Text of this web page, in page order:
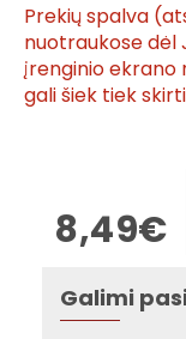
Prekių spalva
nuotraukose dėl
įrenginio ekrano
gali šiek tiek
8,49€
Galimi